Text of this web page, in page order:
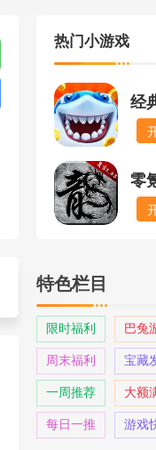
热门小游戏
经
零
特色栏目
限时福利 巴兔
周末福利 宝藏
一周推荐 大额
每日一推 游戏